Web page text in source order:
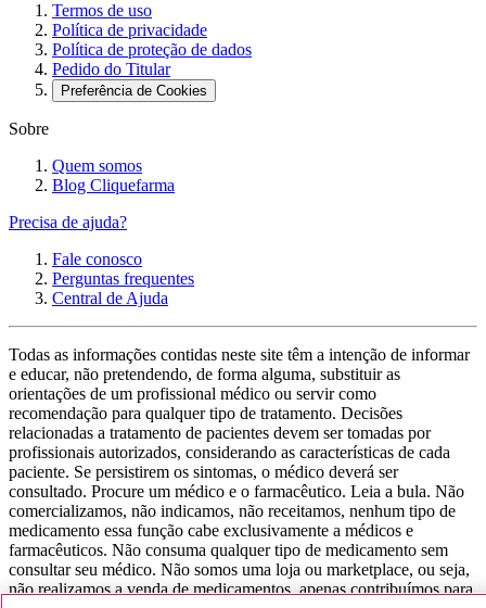
Termos de uso
Política de privacidade
Política de proteção de dados
Pedido do Titular
Preferência de Cookies
Sobre
Quem somos
Blog Cliquefarma
Precisa de ajuda?
Fale conosco
Perguntas frequentes
Central de Ajuda
Todas as informações contidas neste site têm a intenção de informar
e educar, não pretendendo, de forma alguma, substituir as
orientações de um profissional médico ou servir como
recomendação para qualquer tipo de tratamento. Decisões
relacionadas a tratamento de pacientes devem ser tomadas por
profissionais autorizados, considerando as características de cada
paciente. Se persistirem os sintomas, o médico deverá ser
consultado. Procure um médico e o farmacêutico. Leia a bula. Não
comercializamos, não indicamos, não receitamos, nenhum tipo de
medicamento essa função cabe exclusivamente a médicos e
farmacêuticos. Não consuma qualquer tipo de medicamento sem
consultar seu médico. Não somos uma loja ou marketplace, ou seja,
não realizamos a venda de medicamentos, apenas contribuímos para